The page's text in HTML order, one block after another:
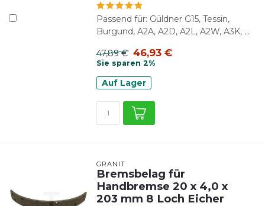
Passend für: Güldner G15, Tessin,
Burgund, A2A, A2D, A2L, A2W, A3K, ...
47,89 € 46,93 €
Sie sparen 2%
Auf Lager
GRANIT
Bremsbelag für
Handbremse 20 x 4,0 x
203 mm 8 Loch Eicher